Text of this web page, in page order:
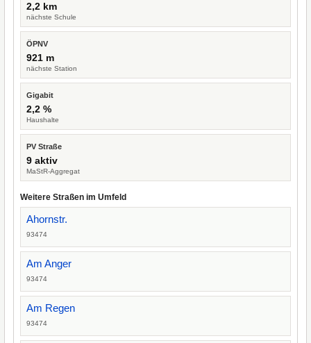
2,2 km
nächste Schule
ÖPNV
921 m
nächste Station
Gigabit
2,2 %
Haushalte
PV Straße
9 aktiv
MaStR-Aggregat
Weitere Straßen im Umfeld
Ahornstr.
93474
Am Anger
93474
Am Regen
93474